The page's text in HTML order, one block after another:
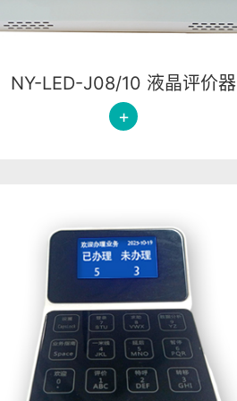
NY-LED-J08/10 液晶评价器
+